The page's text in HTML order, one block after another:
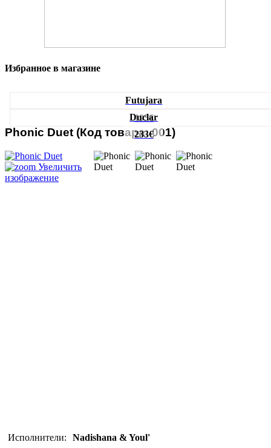
Избранное в магазине
Futujara
195€
Duclar
233€
Phonic Duet (Код товара:001)
Увеличить
изображение
Исполнители: Nadishana & Youl'